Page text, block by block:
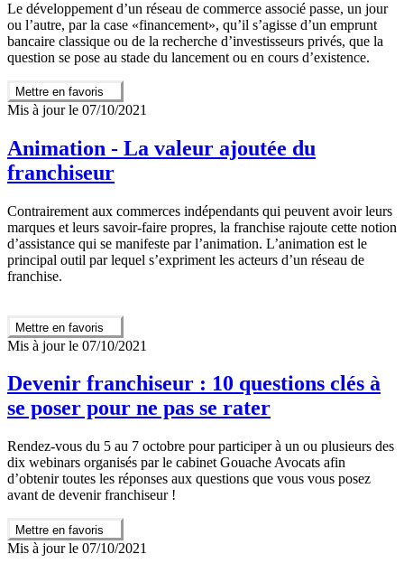
Le développement d’un réseau de commerce associé passe, un jour
ou l’autre, par la case «financement», qu’il s’agisse d’un emprunt
bancaire classique ou de la recherche d’investisseurs privés, que la
question se pose au stade du lancement ou en cours d’existence.
Mettre en favoris
Mis à jour le 07/10/2021
Animation - La valeur ajoutée du
franchiseur
Contrairement aux commerces indépendants qui peuvent avoir leurs
marques et leurs savoir-faire propres, la franchise rajoute cette notion
d’assistance qui se manifeste par l’animation. L’animation est le
principal outil par lequel s’expriment les acteurs d’un réseau de
franchise.
Mettre en favoris
Mis à jour le 07/10/2021
Devenir franchiseur : 10 questions clés à
se poser pour ne pas se rater
Rendez-vous du 5 au 7 octobre pour participer à un ou plusieurs des
dix webinars organisés par le cabinet Gouache Avocats afin
d’obtenir toutes les réponses aux questions que vous vous posez
avant de devenir franchiseur !
Mettre en favoris
Mis à jour le 07/10/2021